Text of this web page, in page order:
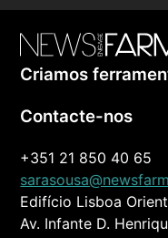
Criamos
Contacte-nos
+351 21 850 40 65
Edifício Lisboa
Av. Infante D.